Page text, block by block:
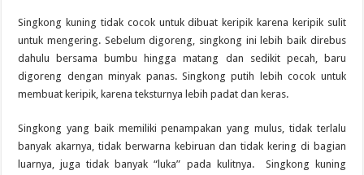
Singkong kuning tidak cocok untuk dibuat keripik karena keripik sulit
untuk mengering. Sebelum digoreng, singkong ini lebih baik direbus
dahulu bersama bumbu hingga matang dan sedikit pecah, baru
digoreng dengan minyak panas. Singkong putih lebih cocok untuk
membuat keripik, karena teksturnya lebih padat dan keras.
Singkong yang baik memiliki penampakan yang mulus, tidak terlalu
banyak akarnya, tidak berwarna kebiruan dan tidak kering di bagian
luarnya, juga tidak banyak “luka” pada kulitnya. Singkong kuning